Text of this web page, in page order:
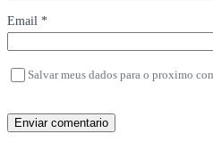
Email *
Salvar meus dados para o proximo
Enviar comentario